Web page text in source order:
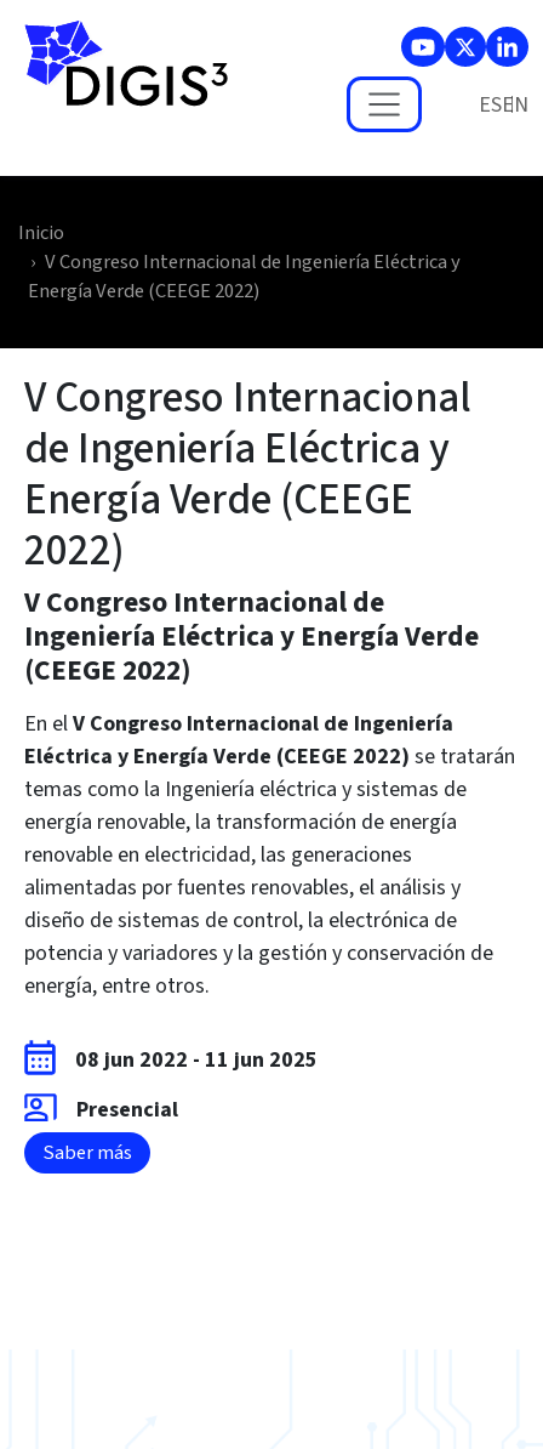
Skip to main content
ES
Inicio
V Congreso Internacional de Ingeniería Eléctrica y
Energía Verde (CEEGE 2022)
V Congreso Internacional
de Ingeniería Eléctrica y
Energía Verde (CEEGE
2022)
V Congreso Internacional de
Ingeniería Eléctrica y Energía Verde
(CEEGE 2022)
En elV Congreso Internacional de Ingeniería
Eléctrica y Energía Verde (CEEGE 2022) se tratarán
temas como la Ingeniería eléctrica y sistemas de
energía renovable, la transformación de energía
renovable en electricidad, las generaciones
alimentadas por fuentes renovables, el análisis y
diseño de sistemas de control, la electrónica de
potencia y variadores y la gestión y conservación de
energía, entre otros.
08 jun 2022 - 11 jun 2025
Presencial
Saber más